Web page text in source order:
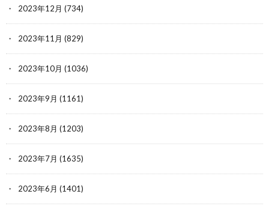
2023年12月 (734)
2023年11月 (829)
2023年10月 (1036)
2023年9月 (1161)
2023年8月 (1203)
2023年7月 (1635)
2023年6月 (1401)